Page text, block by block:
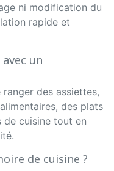
ni modification du
rapide et
un
des assiettes,
des plats
de cuisine tout en
de cuisine ?